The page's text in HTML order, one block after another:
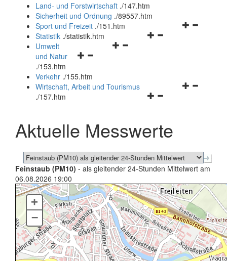
und
schließen
Land- und Forstwirtschaft ./147.htm
Sicherheit und Ordnung ./89557.htm
Navigationsmenü
Sport und Freizeit ./151.htm
Navigationsmenü
Statistik ./statistik.htm
Navigationsmenü
und
schließen
Umwelt
und Natur
./153.htm
Verkehr ./155.htm
Navigationsmenü
schließen
Wirtschaft, Arbeit und Tourismus
./157.htm
Aktuelle Messwerte
Feinstaub (PM10) - als gleitender 24-Stunden Mittelwert am
06.08.2026 19:00
+
–